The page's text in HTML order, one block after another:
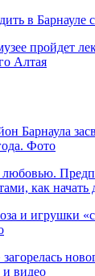
в Барнауле
пройдет
Алтая
Барнаула
Фото
любовью.
как
и игрушки
видео